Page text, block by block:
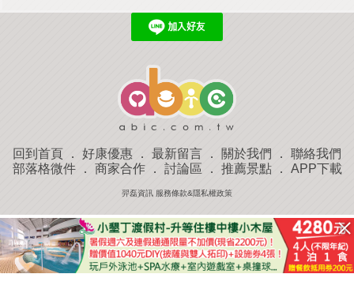
回到首頁 ． 好康優惠 ． 最新留言 ． 關於我們 ． 聯絡我們
部落格微件． 商家合作． 討論區 ． 推薦景點． APP下載
羿磊資訊 服務條款&隱私權政策